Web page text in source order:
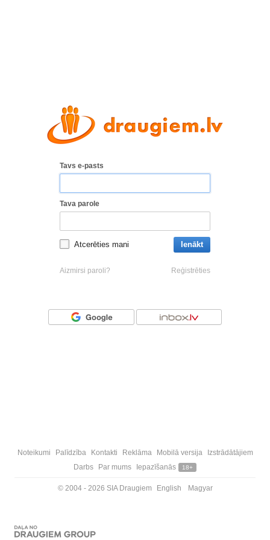
Tavs e-pasts
Tava parole
Atcerēties mani Ienākt
Aizmirsi paroli? Reģistrēties
Noteikumi Palīdzība Kontakti Reklāma Mobilā versija
Izstrādātājiem
Darbs
Par mums Iepazīšanās 18+
© 2004 - 2026 SIA Draugiem English Magyar